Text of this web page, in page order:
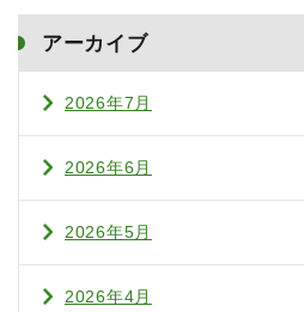
アーカイブ
2026年7月
2026年6月
2026年5月
2026年4月